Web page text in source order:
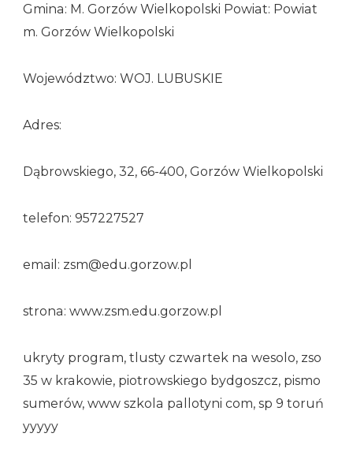
Gmina: M. Gorzów Wielkopolski Powiat: Powiat
m. Gorzów Wielkopolski
Województwo: WOJ. LUBUSKIE
Adres:
Dąbrowskiego, 32, 66-400, Gorzów Wielkopolski
telefon: 957227527
email: zsm@edu.gorzow.pl
strona: www.zsm.edu.gorzow.pl
ukryty program, tlusty czwartek na wesolo, zso
35 w krakowie, piotrowskiego bydgoszcz, pismo
sumerów, www szkola pallotyni com, sp 9 toruń
yyyyy